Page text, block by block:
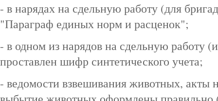
- в нарядах на сдельную работу (для
"Параграф единых норм и расценок";
- в одном из нарядов на сдельную работу
проставлен шифр синтетического учета;
- ведомости взвешивания животных, акты